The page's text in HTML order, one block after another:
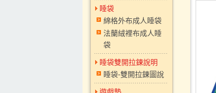
睡袋
綿格外布成人睡袋
法蘭絨裡布成人睡
袋
睡袋雙開拉鍊說明
睡袋-雙開拉鍊圖說